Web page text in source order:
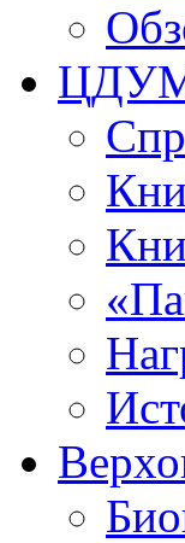
ЦДУМ